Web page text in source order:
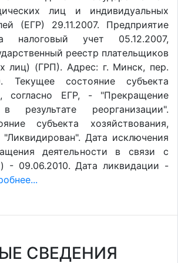
лиц и индивидуальных
(ЕГР) 29.11.2007. Предприятие
налоговый учет 05.12.2007,
реестр плательщиков
лиц) (ГРП). Адрес: г. Минск, пер.
Текущее состояние субъекта
согласно ЕГР, - "Прекращение
результате реорганизации".
субъекта хозяйствования,
Дата исключения
деятельности в связи с
- 09.06.2010. Дата ликвидации -
СВЕДЕНИЯ